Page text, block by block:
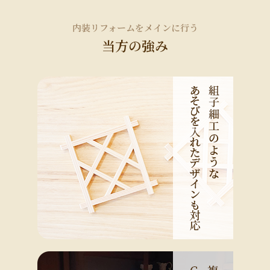
内装リフォームをメインに行う
当方の強み